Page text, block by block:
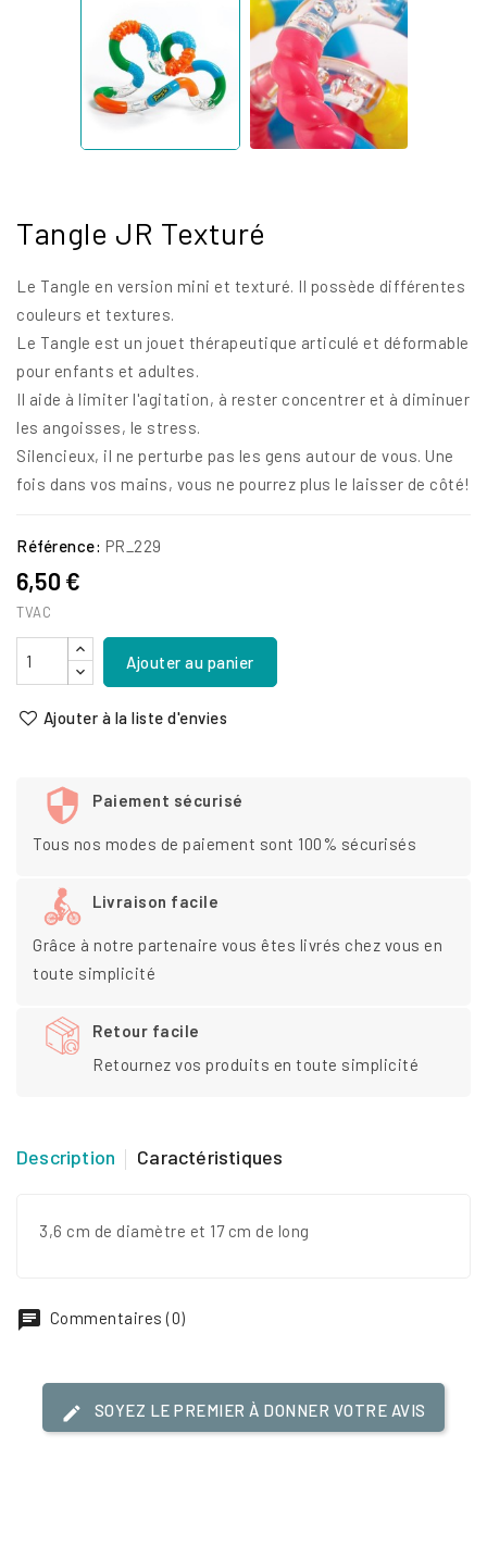
Tangle JR Texturé
Le Tangle en version mini et texturé. Il possède différentes
couleurs et textures.
Le Tangle est un jouet thérapeutique articulé et déformable
pour enfants et adultes.
Il aide à limiter l'agitation, à rester concentrer et à diminuer
les angoisses, le stress.
Silencieux, il ne perturbe pas les gens autour de vous. Une
fois dans vos mains, vous ne pourrez plus le laisser de côté!
Référence: PR_229
6,50 €
TVAC
Ajouter au panier
Ajouter à la liste d'envies
Paiement sécurisé
Tous nos modes de paiement sont 100% sécurisés
Livraison facile
Grâce à notre partenaire vous êtes livrés chez vous en
toute simplicité
Retour facile
Retournez vos produits en toute simplicité
Description Caractéristiques
3,6 cm de diamètre et 17 cm de long
Commentaires (0)
SOYEZ LE PREMIER À DONNER VOTRE AVIS